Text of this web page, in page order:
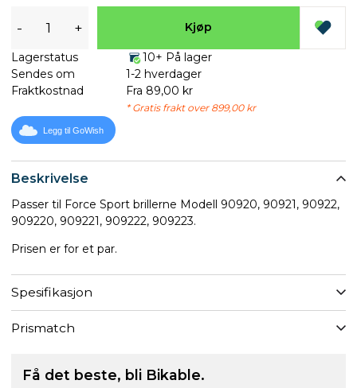
Beskrivelse
Passer til Force Sport brillerne Modell 90920, 90921, 90922,
909220, 909221, 909222, 909223.
Prisen er for et par.
Spesifikasjon
Prismatch
- + Kjøp
Lagerstatus
10+ På lager
Sendes om
1-2 hverdager
Fraktkostnad
Fra 89,00 kr
* Gratis frakt over 899,00 kr
Legg til GoWish
Få det beste, bli Bikable.